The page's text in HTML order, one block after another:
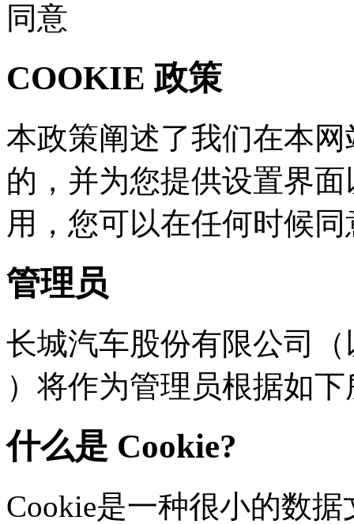
同意
COOKIE 政策
本政策阐述了我们在本
的，并为您提供设置
用，您可以在任何时候
管理员
长城汽车股份有限公司（
）将作为管理员根据如
什么是 Cookie?
Cookie是一种很小的数据文